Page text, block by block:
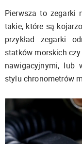
Pierwsza to zegarki
takie, które są
przykład zegarki
statków morskich
nawigacyjnymi, lub
stylu chronometrów